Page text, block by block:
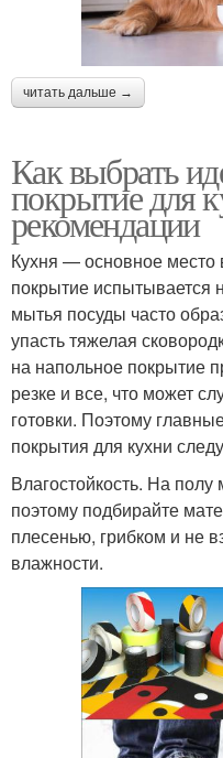
читать дальше →
Как выбрать
покрытие для
рекомендации
Кухня — основное место
покрытие испытывается
мытья посуды часто
упасть тяжелая
на напольное покрытие
резке и все, что может
готовки. Поэтому
покрытия для кухни
Влагостойкость. На
поэтому подбирайте
плесенью, грибком и не
влажности.